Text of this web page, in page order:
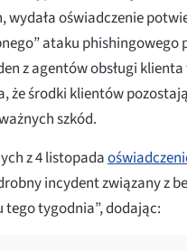
wydała oświadczenie
ataku phishingowego
z agentów obsługi
że środki klientów
szkód.
z 4 listopada
incydent związany z
tego tygodnia”, dodając: